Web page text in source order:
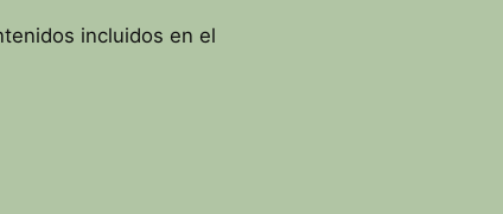
incluidos en el